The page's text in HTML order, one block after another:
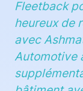
Fleetback
heureux de
avec
Automotive